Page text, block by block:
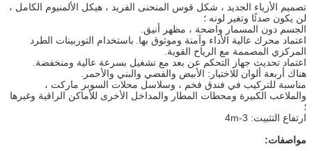
تصميم الأزياء الجديد ، شكل قوس المنحنى الفريد ، هيكل الألمنيوم الكامل ،
لن يكون صدئًا وتغير لونه ؛
الجسم دون المسمار واضحة ، مظهر أنيق.
اعتماد محرك عالية الأداء وآمنة وموثوق بها. باستخدام التوربينات الطرد
المركزي المصممة مع الرياح القوية.
اعتماد تحديث جهاز التحكم عن بعد مع تشغيل بسرعة عالية ومنخفضة.
هناك أربعة ألوان للاختيار: الأبيض والفضي والبني والأحمر.
مناسبة للتركيب في فندق فخم ، وسلاسل محلات السوبر ماركت ،
والملاعب الكبيرة ومحطات المطار والمداخل الأخرى للأماكن الراقية وغيرها
؛
ارتفاع التثبيت: 3-4m
مواصفات: